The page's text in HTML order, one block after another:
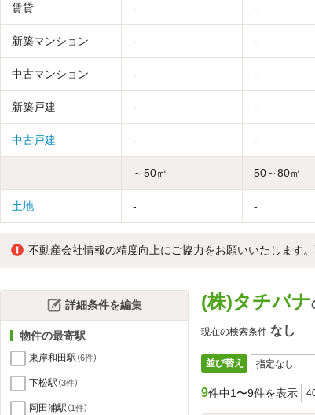
賃貸 - -
新築マンション - -
中古マンション - -
新築戸建 - -
中古戸建 - -
～50㎡ 50～80㎡
土地 - -
不動産会社情報の精度向上にご協力をお願いいたします
(株)タチバナ
現在の検索条件 なし
並び替え
9件中1〜9件を表示
詳細条件を編集
物件の最寄駅
東岸和田駅 （6件）
下松駅 （3件）
岡田浦駅 （1件）